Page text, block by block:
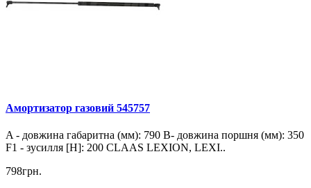
Амортизатор газовий 545757
A - довжина габаритна (мм): 790 B- довжина поршня (мм): 350
F1 - зусилля [Н]: 200 CLAAS LEXION, LEXI..
798грн.